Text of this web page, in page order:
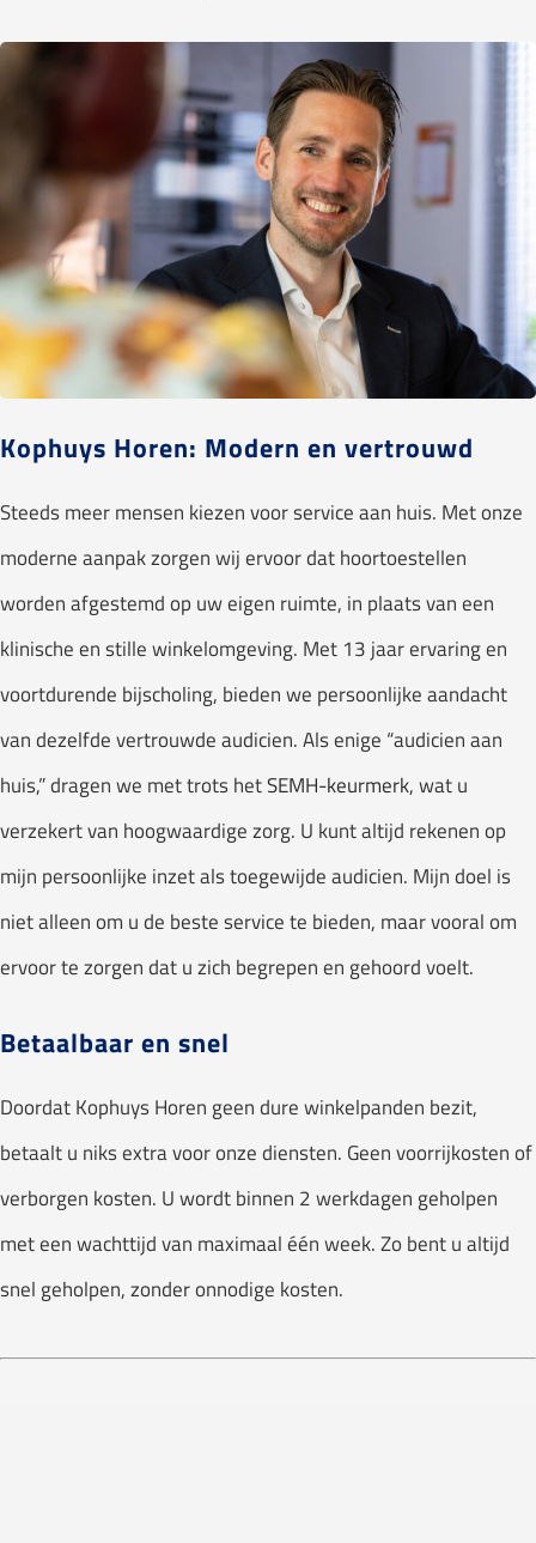
Kophuys Horen: Modern en vertrouwd
Steeds meer mensen kiezen voor service aan huis. Met onze
moderne aanpak zorgen wij ervoor dat hoortoestellen
worden afgestemd op uw eigen ruimte, in plaats van een
klinische en stille winkelomgeving. Met 13 jaar ervaring en
voortdurende bijscholing, bieden we persoonlijke aandacht
van dezelfde vertrouwde audicien. Als enige “audicien aan
huis,” dragen we met trots hetSEMH-keurmerk, wat u
verzekert van hoogwaardige zorg. U kunt altijd rekenen op
mijn persoonlijke inzet als toegewijde audicien. Mijn doel is
niet alleen om u de beste service te bieden, maar vooral om
ervoor te zorgen dat u zich begrepen en gehoord voelt.
Betaalbaar en snel
Doordat Kophuys Horen geen dure winkelpanden bezit,
betaalt u niks extra voor onze diensten. Geen voorrijkosten of
verborgen kosten. U wordt binnen 2 werkdagen geholpen
met een wachttijd van maximaal één week. Zo bent u altijd
snel geholpen, zonder onnodige kosten.